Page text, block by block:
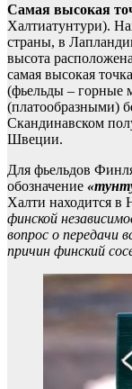
Самая высокая
Халтиатунтури).
страны, в
высота
самая высокая
(фьельды – горные
(платообразными)
Скандинавском
Швеции.
Для фьельдов
обозначение
Халти находится в
финской
вопрос о передачи
причин финский